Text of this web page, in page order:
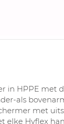
in HPPE met
als
met
elke Hyflex